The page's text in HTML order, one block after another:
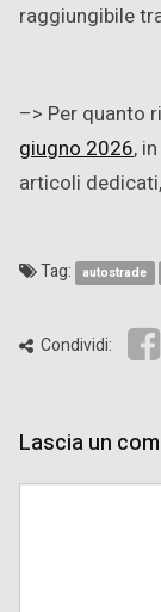
raggiungibile
–> Per quanto
giugno 2026,
articoli
Tag: autostrade
Condividi:
Lascia un